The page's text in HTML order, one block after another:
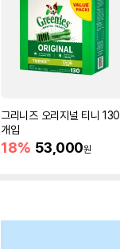
그리니즈 오리지널 티니 130
개입
18% 53,000원